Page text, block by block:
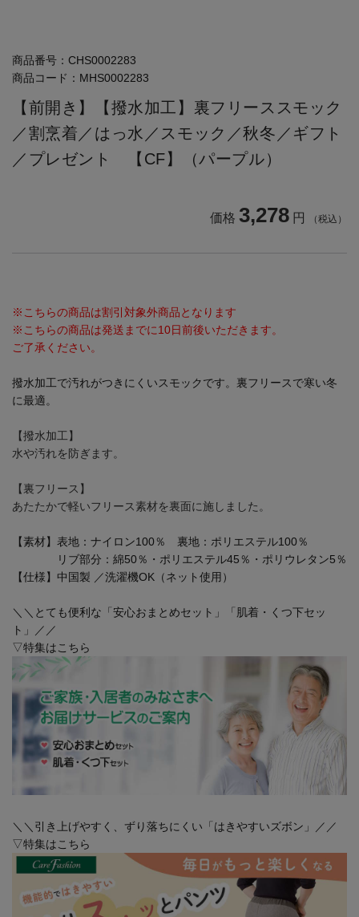
商品番号： CHS0002283
商品コード： MHS0002283
【前開き】【撥水加工】裏フリーススモック
／割烹着／はっ水／スモック／秋冬／ギフト
／プレゼント 【CF】（パープル）
価格 3,278 円 （税込）
※こちらの商品は割引対象外商品となります
※こちらの商品は発送までに10日前後いただきます。
ご了承ください。
撥水加工で汚れがつきにくいスモックです。裏フリースで寒い冬
に最適。
【撥水加工】
水や汚れを防ぎます。
【裏フリース】
あたたかで軽いフリース素材を裏面に施しました。
【素材】表地：ナイロン100％ 裏地：ポリエステル100％
リブ部分：綿50％・ポリエステル45％・ポリウレタン5％
【仕様】中国製 ／洗濯機OK（ネット使用）
＼＼とても便利な「安心おまとめセット」「肌着・くつ下セッ
ト」／／
▽特集はこちら
＼＼引き上げやすく、ずり落ちにくい「はきやすいズボン」／／
▽特集はこちら